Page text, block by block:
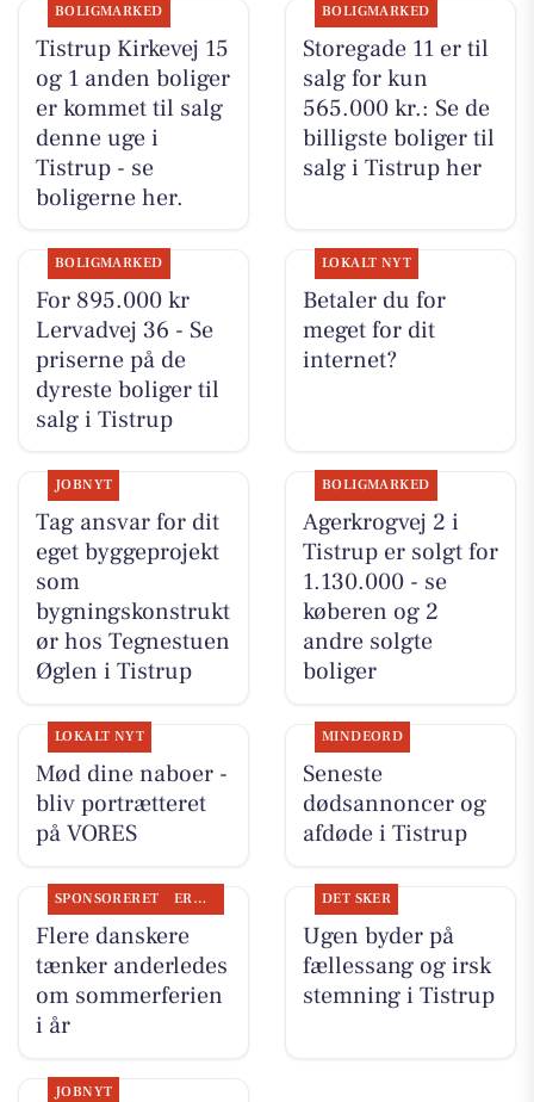
BOLIGMARKED
Tistrup Kirkevej 15
og 1 anden boliger
er kommet til salg
denne uge i
Tistrup - se
boligerne her.
BOLIGMARKED
Storegade 11 er til
salg for kun
565.000 kr.: Se de
billigste boliger til
salg i Tistrup her
BOLIGMARKED
For 895.000 kr
Lervadvej 36 - Se
priserne på de
dyreste boliger til
salg i Tistrup
LOKALT NYT
Betaler du for
meget for dit
internet?
JOBNYT
Tag ansvar for dit
eget byggeprojekt
som
bygningskonstrukt
ør hos Tegnestuen
Øglen i Tistrup
BOLIGMARKED
Agerkrogvej 2 i
Tistrup er solgt for
1.130.000 - se
køberen og 2
andre solgte
boliger
LOKALT NYT
Mød dine naboer -
bliv portrætteret
på VORES
MINDEORD
Seneste
dødsannoncer og
afdøde i Tistrup
SPONSORERET ERHVERV
Flere danskere
tænker anderledes
om sommerferien
i år
DET SKER
Ugen byder på
fællessang og irsk
stemning i Tistrup
JOBNYT